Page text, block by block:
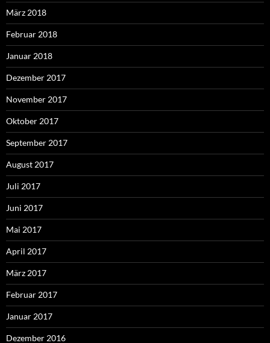
März 2018
Februar 2018
Januar 2018
Dezember 2017
November 2017
Oktober 2017
September 2017
August 2017
Juli 2017
Juni 2017
Mai 2017
April 2017
März 2017
Februar 2017
Januar 2017
Dezember 2016